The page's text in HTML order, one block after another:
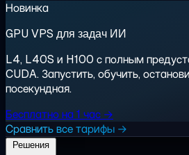
Новинка
GPU VPS для задач ИИ
L4, L40S и H100 с полным
CUDA. Запустить, обучить,
посекундная.
Бесплатно на 1 час →
Сравнить все тарифы →